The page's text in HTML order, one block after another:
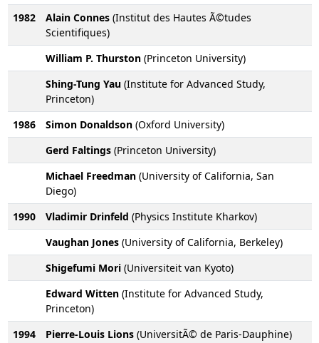
1982
Alain Connes(Institut des Hautes Ã©tudes
Scientifiques)
William P. Thurston(Princeton University)
Shing-Tung Yau(Institute for Advanced Study,
Princeton)
1986
Simon Donaldson(Oxford University)
Gerd Faltings(Princeton University)
Michael Freedman(University of California, San
Diego)
1990
Vladimir Drinfeld (Physics Institute Kharkov)
Vaughan Jones(University of California, Berkeley)
Shigefumi Mori(Universiteit van Kyoto)
Edward Witten(Institute for Advanced Study,
Princeton)
1994
Pierre-Louis Lions(UniversitÃ© de Paris-Dauphine)